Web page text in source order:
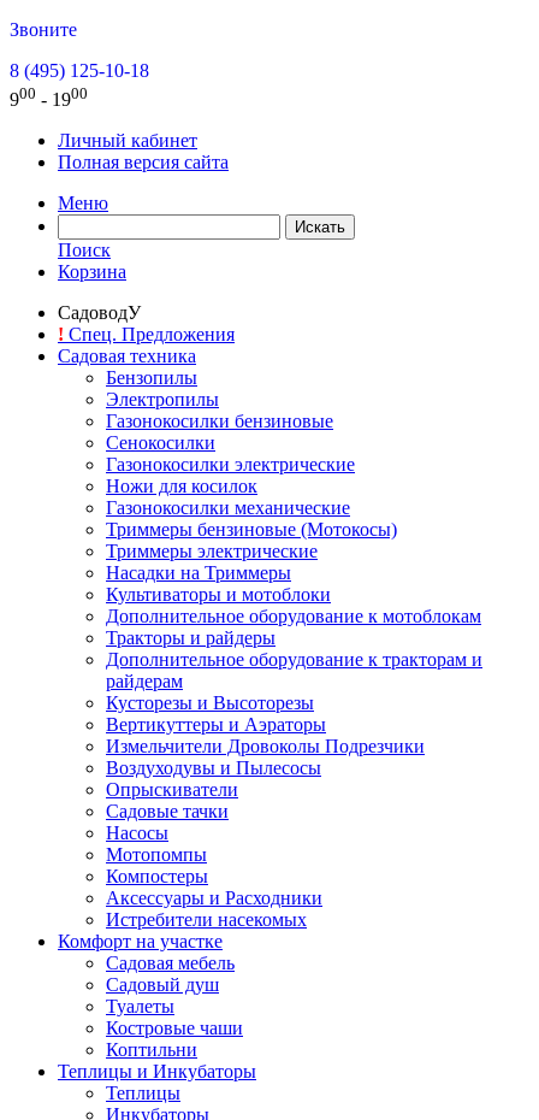
Звоните
8 (495) 125-10-18
900 - 1900
Личный кабинет
Полная версия сайта
Меню
Поиск
Корзина
СадоводУ
! Спец. Предложения
Садовая техника
Бензопилы
Электропилы
Газонокосилки бензиновые
Сенокосилки
Газонокосилки электрические
Ножи для косилок
Газонокосилки механические
Триммеры бензиновые (Мотокосы)
Триммеры электрические
Насадки на Триммеры
Культиваторы и мотоблоки
Дополнительное оборудование к мотоблокам
Тракторы и райдеры
Дополнительное оборудование к тракторам и
райдерам
Кусторезы и Высоторезы
Вертикуттеры и Аэраторы
Измельчители Дровоколы Подрезчики
Воздуходувы и Пылесосы
Опрыскиватели
Садовые тачки
Насосы
Мотопомпы
Компостеры
Аксессуары и Расходники
Истребители насекомых
Комфорт на участке
Садовая мебель
Садовый душ
Туалеты
Костровые чаши
Коптильни
Теплицы и Инкубаторы
Теплицы
Инкубаторы